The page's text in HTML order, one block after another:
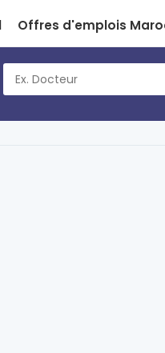
Offres d'emplois